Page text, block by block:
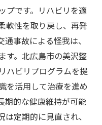
プです。リハビリを適
軟性を取り戻し、再発
事故による怪我は、
す。北広島市の美沢整
ハビリプログラムを提
を活用して治療を進め
期的な健康維持が可能
定期的に見直され、